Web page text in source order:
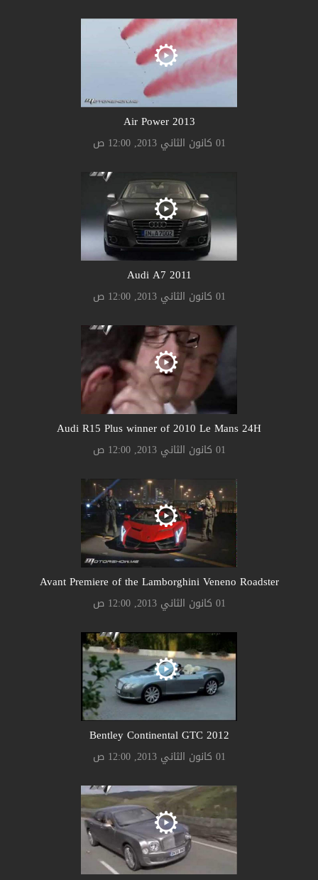
Air Power 2013
01 كانون الثاني 2013, 12:00 ص
Audi A7 2011
01 كانون الثاني 2013, 12:00 ص
Audi R15 Plus winner of 2010 Le Mans 24H
01 كانون الثاني 2013, 12:00 ص
Avant Premiere of the Lamborghini Veneno Roadster
01 كانون الثاني 2013, 12:00 ص
Bentley Continental GTC 2012
01 كانون الثاني 2013, 12:00 ص